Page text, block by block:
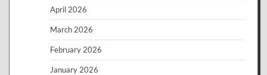
April 2026
March 2026
February 2026
January 2026